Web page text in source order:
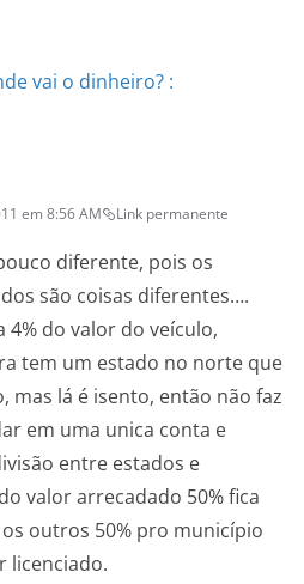
vai o dinheiro? :
em 8:56 AM Link permanente
diferente, pois os
são coisas diferentes….
4% do valor do veículo,
tem um estado no norte que
mas lá é isento, então não faz
em uma unica conta e
entre estados e
valor arrecadado 50% fica
outros 50% pro município
licenciado.